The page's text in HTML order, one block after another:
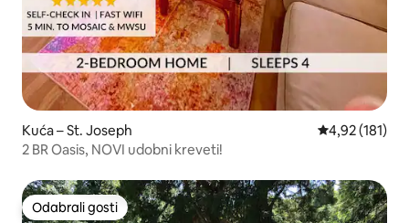
Kuća – St. Joseph Prosječna
4,92 (181)
2 BR Oasis, NOVI udobni kreveti!
Odabrali gosti
Odabrali gosti